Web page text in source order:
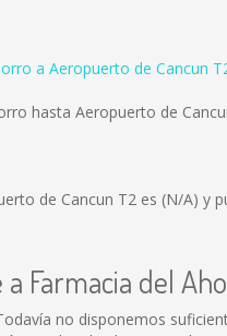
a Aeropuerto de Cancun
hasta Aeropuerto de
de Cancun T2 es (N/A) y
Farmacia del
no disponemos